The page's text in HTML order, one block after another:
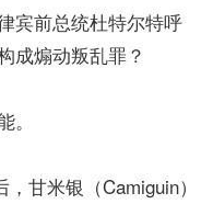
前总统杜特尔特呼
成煽动叛乱罪？
甘米银（Camiguin）